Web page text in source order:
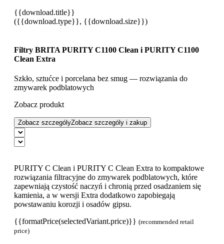
{{download.title}}
({{download.type}}, {{download.size}})
Filtry BRITA PURITY C1100 Clean i PURITY C1100
Clean Extra
Szkło, sztućce i porcelana bez smug — rozwiązania do
zmywarek podblatowych
Zobacz produkt
Zobacz szczególyZobacz szczególy i zakup
PURITY C Clean i PURITY C Clean Extra to kompaktowe
rozwiązania filtracyjne do zmywarek podblatowych, które
zapewniają czystość naczyń i chronią przed osadzaniem się
kamienia, a w wersji Extra dodatkowo zapobiegają
powstawaniu korozji i osadów gipsu.
{{formatPrice(selectedVariant.price)}} (recommended retail
price)